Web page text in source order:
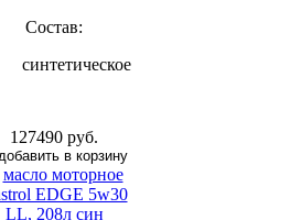
Состав:
синтетическое
127490 руб.